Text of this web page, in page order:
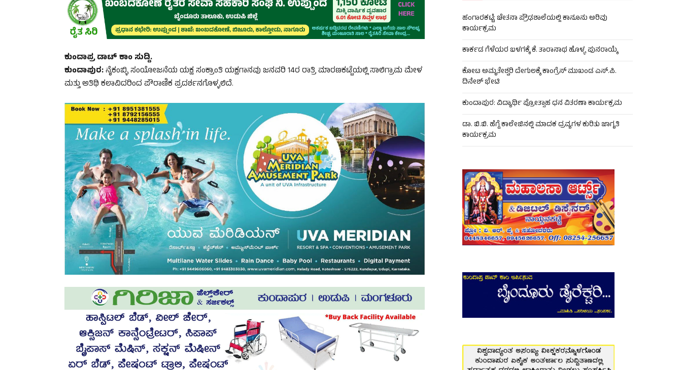
ಕುಂದಾಪ್ರ ಡಾಟ್ ಕಾಂ ಸುದ್ದಿ.
ಕುಂದಾಪುರ:ನೈಕಂಬ್ಳಿ ಸಂಯೋಜನೆಯ ಯಕ್ಷ ಸಂಕ್ರಾಂತಿ ಯಕ್ಷಗಾನವು ಜನವರಿ 14ರ ರಾತ್ರಿ ಮಾರಣಕಟ್ಟೆಯಲ್ಲಿ ಸಾಲಿಗ್ರಾಮ ಮೇಳ
ಮತ್ತು ಅತಿಥಿ ಕಲಾವಿದರಿಂದ ಪೌರಾಣಿಕ ಪ್ರದರ್ಶನಗೊಳ್ಳಲಿದೆ.
ಹಂಗಾರಕಟ್ಟೆ: ಚೇತನಾ ಪ್ರೌಢಶಾಲೆಯಲ್ಲಿ ಕಾನೂನು ಅರಿವು
ಕಾರ್ಯಕ್ರಮ
ಕಾರ್ಕಡ ಗೆಳೆಯರ ಬಳಗಕ್ಕೆ ಕೆ. ತಾರಾನಾಥ ಹೊಳ್ಳ ಪುನರಾಯ್ಕೆ
ಕೋಟ ಅಮೃತೇಶ್ವರಿ ದೇಗುಲಕ್ಕೆ ಕಾಂಗ್ರೆಸ್ ಮುಖಂಡ ಎಸ್.ಪಿ.
ದಿನೇಶ್ ಭೇಟಿ
ಕುಂದಾಪುರ: ವಿದ್ಯಾರ್ಥಿ ಪ್ರೋತ್ಸಾಹ ಧನ ವಿತರಣಾ ಕಾರ್ಯಕ್ರಮ
ಡಾ. ಬಿ.ಬಿ. ಹೆಗ್ಡೆ ಕಾಲೇಜಿನಲ್ಲಿ ಮಾದಕ ದ್ರವ್ಯಗಳ ಕುರಿತು ಜಾಗೃತಿ
ಕಾರ್ಯಕ್ರಮ